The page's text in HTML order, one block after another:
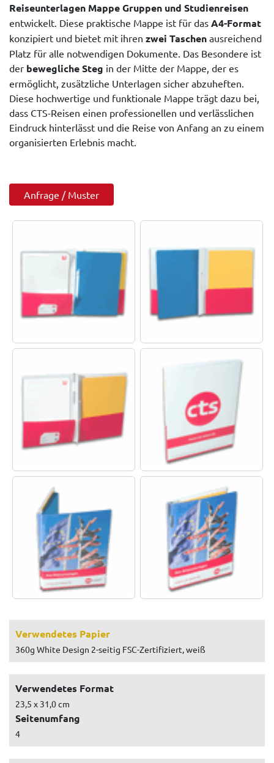
Reiseunterlagen Mappe Gruppen und Studienreisen
entwickelt. Diese praktische Mappe ist für das A4-Format
konzipiert und bietet mit ihren zwei Taschen ausreichend
Platz für alle notwendigen Dokumente. Das Besondere ist
der bewegliche Steg in der Mitte der Mappe, der es
ermöglicht, zusätzliche Unterlagen sicher abzuheften.
Diese hochwertige und funktionale Mappe trägt dazu bei,
dass CTS-Reisen einen professionellen und verlässlichen
Eindruck hinterlässt und die Reise von Anfang an zu einem
organisierten Erlebnis macht.
Anfrage / Muster
Verwendetes Papier
360g White Design 2-seitig FSC-Zertifiziert, weiß
Verwendetes Format
23,5 x 31,0 cm
Seitenumfang
4